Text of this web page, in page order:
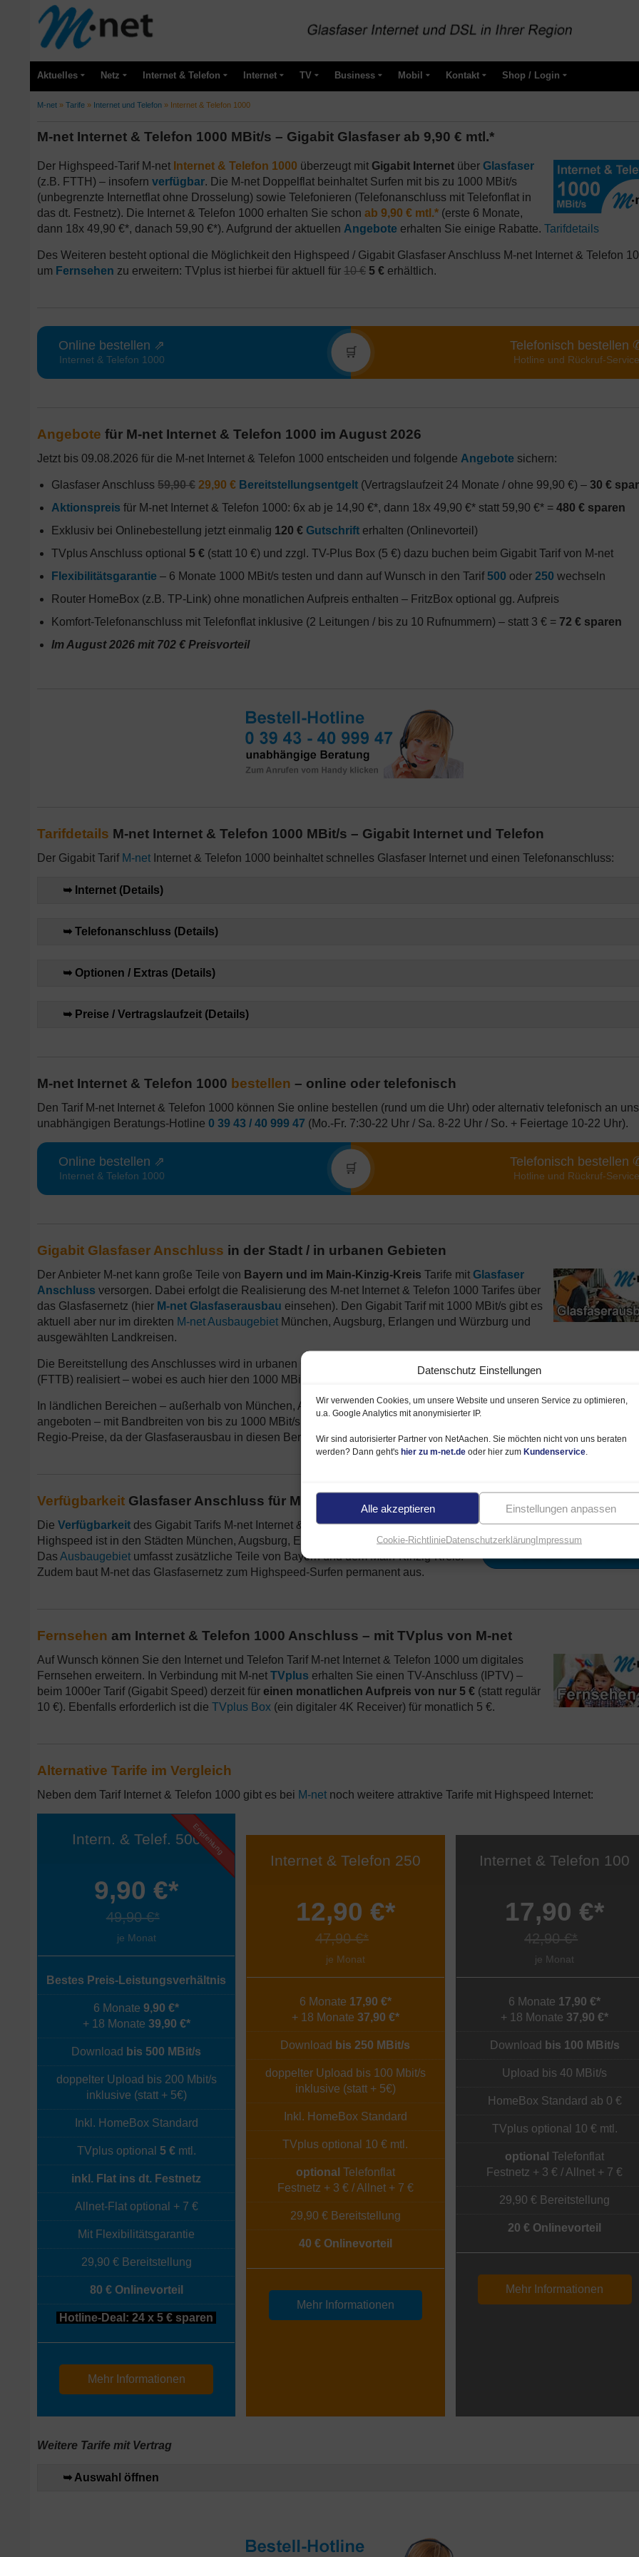
Datenschutz Einstellungen
Wir verwenden Cookies, um unsere Website und unseren Service zu optimieren,
u.a. Google Analytics mit anonymisierter IP.
Wir sind autorisierter Partner von NetAachen. Sie möchten nicht von uns beraten
werden? Dann geht's hier zu m-net.de oder hier zum Kundenservice
Alle akzeptieren Einstellungen anpassen
Cookie-RichtlinieDatenschutzerklärungImpressum
Aktuelles Netz Internet & Telefon Internet TV Business Mobil Kontakt Shop / Login
M-net » Tarife » Internet und Telefon » Internet & Telefon 1000
M-net Internet & Telefon 1000 MBit/s – Gigabit Glasfaser ab 9,90 € mtl.*
Der Highspeed-Tarif M-net Internet & Telefon 1000 überzeugt mit Gigabit Internet über Glasfaser
(z.B. FTTH) – insofern verfügbar. Die M-net Doppelflat beinhaltet Surfen mit bis zu 1000 MBit/s
(unbegrenzte Internetflat ohne Drosselung) sowie Telefonieren (Telefonanschluss mit Telefonflat in
das dt. Festnetz). Die Internet & Telefon 1000 erhalten Sie schon ab 9,90 € mtl.* (erste 6 Monate,
dann 18x 49,90 €*, danach 59,90 €*). Aufgrund der aktuellen Angebote erhalten Sie einige Rabatte. Tarifdetails
Des Weiteren besteht optional die Möglichkeit den Highspeed / Gigabit Glasfaser Anschluss M-net Internet & Telefon
um Fernsehen zu erweitern: TVplus ist hierbei für aktuell für 10 € 5 € erhältlich.
Online bestellen ⇗
Internet & Telefon 1000
🛒 Telefonisch bestellen
Hotline und Rückruf-Service
Angebote für M-net Internet & Telefon 1000 im August 2026
Jetzt bis 09.08.2026 für die M-net Internet & Telefon 1000 entscheiden und folgende Angebote sichern:
Glasfaser Anschluss 59,90 € 29,90 € Bereitstellungsentgelt (Vertragslaufzeit 24 Monate / ohne 99,90 €) – 30 €
Aktionspreis für M-net Internet & Telefon 1000: 6x ab je 14,90 €*, dann 18x 49,90 €* statt 59,90 €* = 480 € sparen
Exklusiv bei Onlinebestellung jetzt einmalig 120 € Gutschrift erhalten (Onlinevorteil)
TVplus Anschluss optional 5 € (statt 10 €) und zzgl. TV-Plus Box (5 €) dazu buchen beim Gigabit Tarif von M-net
Flexibilitätsgarantie – 6 Monate 1000 MBit/s testen und dann auf Wunsch in den Tarif 500 oder 250 wechseln
Router HomeBox (z.B. TP-Link) ohne monatlichen Aufpreis enthalten – FritzBox optional gg. Aufpreis
Komfort-Telefonanschluss mit Telefonflat inklusive (2 Leitungen / bis zu 10 Rufnummern) – statt 3 € = 72 € sparen
Im August 2026 mit 702 € Preisvorteil
Tarifdetails M-net Internet & Telefon 1000 MBit/s – Gigabit Internet und Telefon
Der Gigabit Tarif M-net Internet & Telefon 1000 beinhaltet schnelles Glasfaser Internet und einen Telefonanschluss:
➥ Internet (Details)
➥ Telefonanschluss (Details)
➥ Optionen / Extras (Details)
➥ Preise / Vertragslaufzeit (Details)
M-net Internet & Telefon 1000 bestellen – online oder telefonisch
Den Tarif M-net Internet & Telefon 1000 können Sie online bestellen (rund um die Uhr) oder alternativ telefonisch an
unabhängigen Beratungs-Hotline 0 39 43 / 40 999 47 (Mo.-Fr. 7:30-22 Uhr / Sa. 8-22 Uhr / So. + Feiertage 10-22 Uhr).
Online bestellen ⇗
Internet & Telefon 1000
🛒 Telefonisch bestellen
Hotline und Rückruf-Service
Gigabit Glasfaser Anschluss in der Stadt / in urbanen Gebieten
Der Anbieter M-net kann große Teile von Bayern und im Main-Kinzig-Kreis Tarife mit Glasfaser
Anschluss versorgen. Dabei erfolgt die Realisierung des M-net Internet & Telefon 1000 Tarifes über
das Glasfasernetz (hier M-net Glasfaserausbau einsehen). Den Gigabit Tarif mit 1000 MBit/s gibt es
aktuell aber nur im direkten M-net Ausbaugebiet München, Augsburg, Erlangen und Würzburg und
ausgewählten Landkreisen.
Die Bereitstellung des Anschlusses wird in urbanen Gebieten via Fibre to the Home ( FTTH
) in bzw. Fiber to the
(FTTB) realisiert – wobei es auch hier den 1000 MBit Gigabit Anschluss nur über die FTTH Technologie gibt.
In ländlichen Bereichen – außerhalb von München, Augsburg, Erlangen und Würzburg – werden teilweise Regio-Tarife
angeboten – mit Bandbreiten von bis zu 1000 MBit/s (z.B.
M-net Internet & Telefon 500
Regio-Preise, da der Glasfaserausbau in diesen Bereichen deutlich teurer ist.Preis hier prüfen
Verfügbarkeit Glasfaser Anschluss für M-net Internet & Telefon 1000
Verfügbarkeit prüfen
Die Verfügbarkeit des Gigabit Tarifs M-net Internet & Telefon 1000 mit Glasfaser
Highspeed ist in den Städten München, Augsburg, Erlangen und Würzburg gegeben.
DasAusbaugebiet umfasst zusätzliche Teile von Bayern und dem Main-Kinzig-Kreis.
Zudem baut M-net das Glasfasernetz zum Highspeed-Surfen permanent aus.
Fernsehen am Internet & Telefon 1000 Anschluss – mit TVplus von M-net
Auf Wunsch können Sie den Internet und Telefon Tarif M-net Internet & Telefon 1000 um digitales
Fernsehen erweitern. In Verbindung mit M-net TVplus erhalten Sie einen TV-Anschluss (IPTV) –
beim 1000er Tarif (Gigabit Speed) derzeit für einen monatlichen Aufpreis von nur 5 € (statt regulär
10 €). Ebenfalls erforderlich ist die TVplus Box (ein digitaler 4K Receiver) für monatlich 5 €.
Alternative Tarife im Vergleich
Neben dem Tarif Internet & Telefon 1000 gibt es bei M-net noch weitere attraktive Tarife mit Highspeed Internet:
Empfehlung
Intern. & Telef. 500
9,90 €*
49,90 €*
je Monat
Bestes Preis-Leistungsverhältnis
6 Monate9,90 €*
+ 18 Monate 39,90 €*
Download bis 500 MBit/s
doppelter Upload bis 200 Mbit/s
inklusive (statt + 5€)
Inkl. HomeBox Standard
TVplus optional 5 €mtl.
inkl. Flat ins dt. Festnetz
Allnet-Flat optional + 7 €
Mit Flexibilitätsgarantie
29,90 € Bereitstellung
80 € Onlinevorteil
Hotline-Deal: 24 x 5 € sparen
Mehr Informationen
Internet & Telefon 250
12,90 €*
47,90 €*
je Monat
6 Monate 17,90 €*
+ 18 Monate 37,90 €*
Download bis 250 MBit/s
doppelter Upload bis 100 Mbit/s
inklusive (statt + 5€)
Inkl. HomeBox Standard
TVplus optional 10 € mtl.
optional Telefonflat
Festnetz + 3 € / Allnet + 7 €
29,90 € Bereitstellung
40 € Onlinevorteil
Mehr Informationen
Internet & Telefon 100
17,90 €*
42,90 €*
je Monat
6 Monate 17,90 €*
+ 18 Monate 37,90 €*
Download bis 100 MBit/s
Upload bis 40 MBit/s
HomeBox Standard ab 0 €
TVplus optional 10 € mtl.
optional Telefonflat
Festnetz + 3 € / Allnet + 7 €
29,90 € Bereitstellung
20 € Onlinevorteil
Mehr Informationen
Weitere Tarife mit Vertrag
➥ Auswahl öffnen